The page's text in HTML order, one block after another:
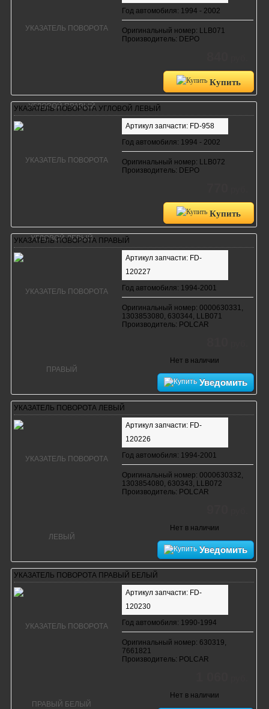
Год автомобиля: 1994 - 2002
Оригинальный номер: LLB071
Производитель: DEPO
Купить
УКАЗАТЕЛЬ ПОВОРОТА УГЛОВОЙ ЛЕВЫЙ
Артикул запчасти: FD-958
Год автомобиля: 1994 - 2002
Оригинальный номер: LLB072
Производитель: DEPO
Купить
УКАЗАТЕЛЬ ПОВОРОТА ПРАВЫЙ
Артикул запчасти: FD-
120227
Год автомобиля: 1994-2001
Оригинальный номер: 0000630331,
1303853080, 630344, LLB071
Производитель: POLCAR
Нет в наличии
Уведомить
УКАЗАТЕЛЬ ПОВОРОТА ЛЕВЫЙ
Артикул запчасти: FD-
120226
Год автомобиля: 1994-2001
Оригинальный номер: 0000630332,
1303854080, 630343, LLB072
Производитель: POLCAR
Нет в наличии
Уведомить
УКАЗАТЕЛЬ ПОВОРОТА ПРАВЫЙ БЕЛЫЙ
Артикул запчасти: FD-
120230
Год автомобиля: 1990-1994
Оригинальный номер: 630319,
7661821
Производитель: POLCAR
Нет в наличии